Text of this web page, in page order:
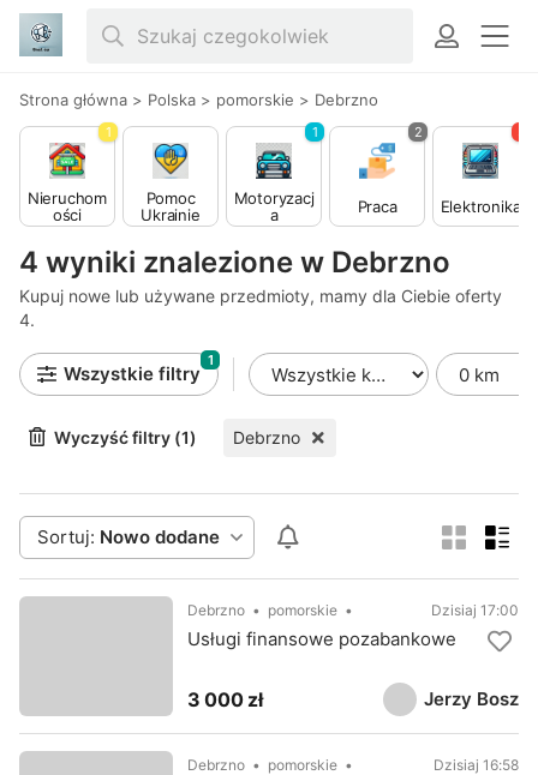
Strona główna > Polska > pomorskie > Debrzno
4 wyniki znalezione w Debrzno
Kupuj nowe lub używane przedmioty, mamy dla Ciebie oferty
4.
Nieruchom
ości
1
Pomoc
Ukrainie
Motoryzacj
a
1
Praca
2
Elektronika
Wszystkie filtry
1
Wyczyść filtry (1) Debrzno
Sortuj: Nowo dodane
Jerzy Bosz
Debrzno pomorskie Dzisiaj 17:00
Usługi finansowe pozabankowe
3 000 zł
Debrzno pomorskie Dzisiaj 16:58